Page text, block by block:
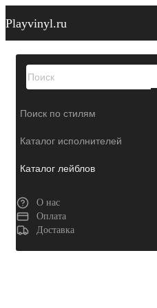
Playvinyl.ru
Поиск по стилям
Каталог исполнителей
Каталог лейблов
О нас
Оплата
Доставка